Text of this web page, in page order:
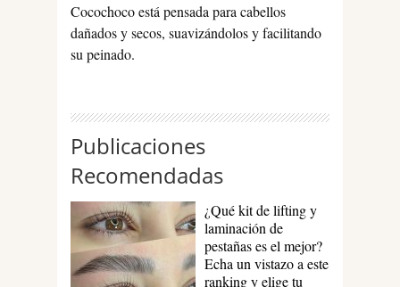
Cocochoco está pensada para cabellos
dañados y secos, suavizándolos y facilitando
su peinado.
Publicaciones
Recomendadas
¿Qué kit de lifting y
laminación de
pestañas es el mejor?
Echa un vistazo a este
ranking y elige tu